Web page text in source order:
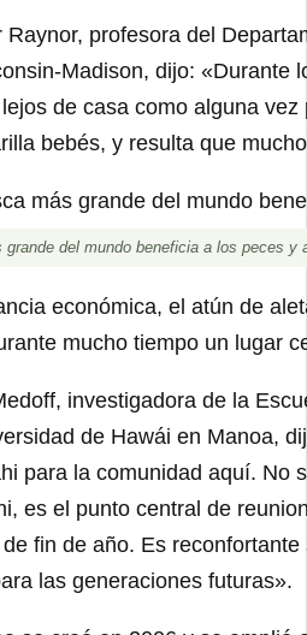
Raynor, profesora del
Madison, dijo: «Durante
de casa como alguna
bebés, y resulta que
del mundo beneficia a los peces y
económica, el atún de
mucho tiempo un lugar
investigadora de la
de Hawái en Manoa,
para la comunidad aquí.
es el punto central de
fin de año. Es
las generaciones futuras».